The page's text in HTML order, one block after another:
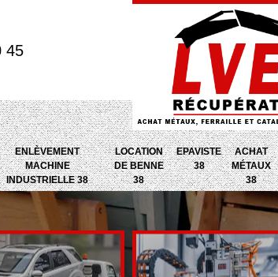
45
ENLÈVEMENT
MACHINE
INDUSTRIELLE 38
LOCATION
DE BENNE
38
EPAVISTE
38
ACHAT
MÉTAUX
38